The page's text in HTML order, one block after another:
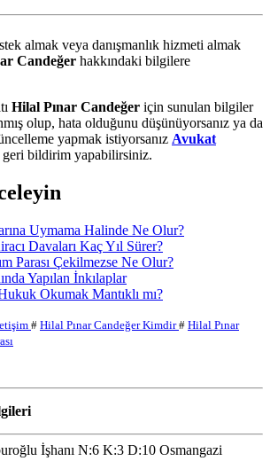
almak veya danışmanlık hizmeti almak
Candeğer hakkındaki bilgilere
Hilal Pınar Candeğer için sunulan bilgiler
olup, hata olduğunu düşünüyorsanız ya da
yapmak istiyorsanız Avukat
geri bildirim yapabilirsiniz.
Uymama Halinde Ne Olur?
Davaları Kaç Yıl Sürer?
Parası Çekilmezse Ne Olur?
Yapılan İnkılaplar
Okumak Mantıklı mı?
# Hilal Pınar Candeğer Kimdir# Hilal Pınar
İşhanı N:6 K:3 D:10 Osmangazi